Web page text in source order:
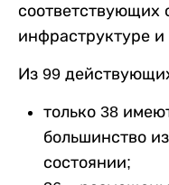
соответствующих
инфраструктуре
Из 99
только 38
большинство
состоянии;